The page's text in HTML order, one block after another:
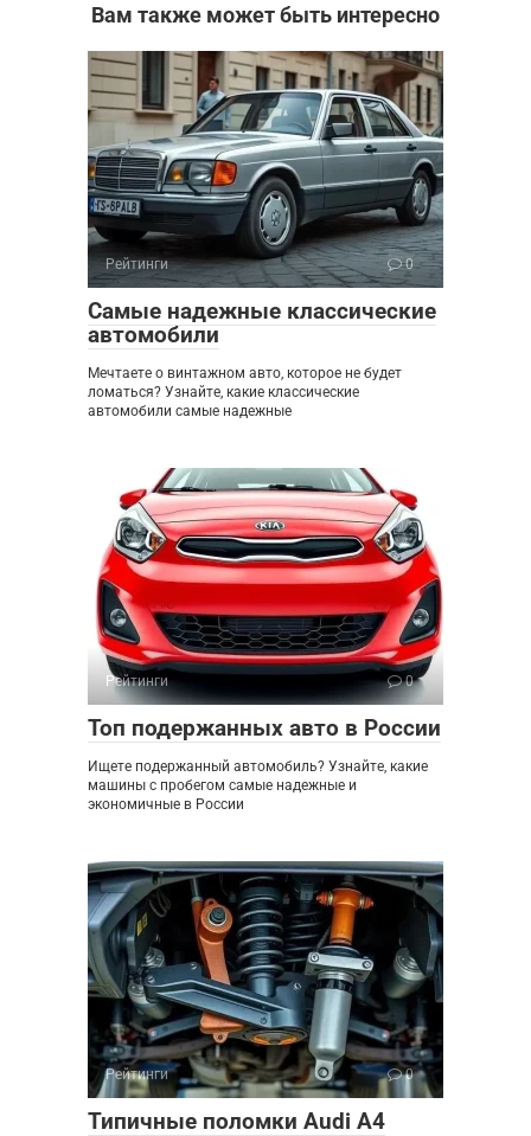
Вам также может быть интересно
Рейтинги 0
Самые надежные классические
автомобили
Мечтаете о винтажном авто, которое не будет
ломаться? Узнайте, какие классические
автомобили самые надежные
Рейтинги 0
Топ подержанных авто в России
Ищете подержанный автомобиль? Узнайте, какие
машины с пробегом самые надежные и
экономичные в России
Рейтинги 0
Типичные поломки Audi A4